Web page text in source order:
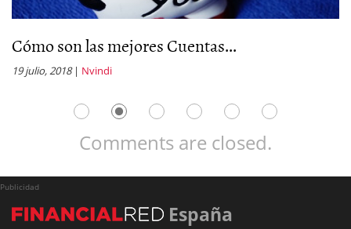
Cómo son las mejores Cuentas...
19 julio, 2018| Nvindi
Comments are closed.
Publicidad
España